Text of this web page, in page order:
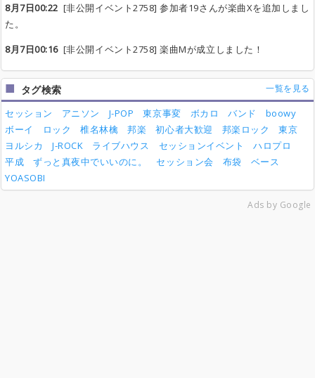
8月7日00:22 [非公開イベント2758] 参加者19さんが楽曲Xを追加しまし
た。
8月7日00:16[非公開イベント2758] 楽曲Mが成立しました！
タグ検索 一覧を見る
セッション アニソン J-POP 東京事変 ボカロ バンド
boowy
ボーイ
ロック 椎名林檎 邦楽 初心者大歓迎 邦楽ロック
東京
ヨルシカ
J-ROCK ライブハウス セッションイベント
ハロプロ
平成
ずっと真夜中でいいのに。 セッション会 布袋
ベース
YOASOBI
Ads by Google